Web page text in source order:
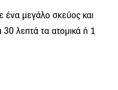
ένα μεγάλο σκεύος και
λεπτά τα ατομικά ή 1